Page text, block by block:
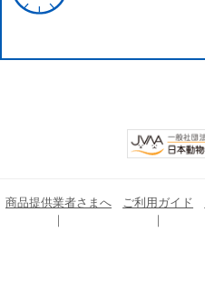
商品提供業者さまへ ご利用ガイド